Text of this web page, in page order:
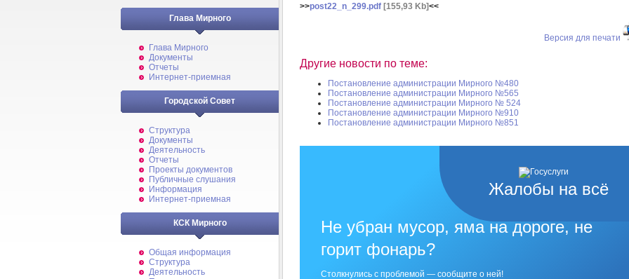
Глава Мирного
Глава Мирного
Документы
Отчеты
Интернет-приемная
Городской Совет
Структура
Документы
Деятельность
Отчеты
Проекты документов
Публичные слушания
Информация
Интернет-приемная
КСК Мирного
Общая информация
Структура
Деятельность
>>post22_n_299.pdf [155,93 Kb]<<
Версия для печати
Другие новости по теме:
Постановление администрации Мирного №480
Постановление администрации Мирного №565
Постановление администрации Мирного № 524
Постановление администрации Мирного №910
Постановление администрации Мирного №851
Жалобы на всё
Не убран мусор, яма на дороге, не
горит фонарь?
Столкнулись с проблемой — сообщите о ней!